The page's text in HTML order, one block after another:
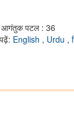
आगंतुक पटल : 36
English , Urdu ,